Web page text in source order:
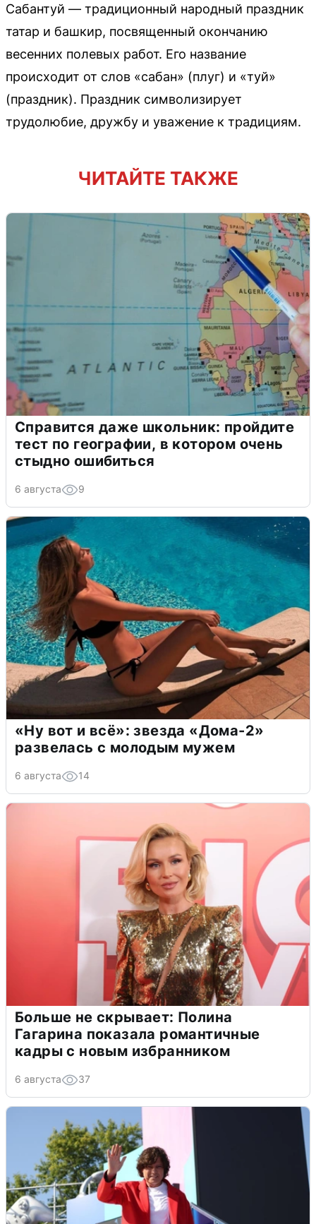
Сабантуй — традиционный народный праздник
татар и башкир, посвященный окончанию
весенних полевых работ. Его название
происходит от слов «сабан» (плуг) и «туй»
(праздник). Праздник символизирует
трудолюбие, дружбу и уважение к традициям.
ЧИТАЙТЕ ТАКЖЕ
Справится даже школьник: пройдите
тест по географии, в котором очень
стыдно ошибиться
6 августа 9
«Ну вот и всё»: звезда «Дома-2»
развелась с молодым мужем
6 августа 14
Больше не скрывает: Полина
Гагарина показала романтичные
кадры с новым избранником
6 августа 37